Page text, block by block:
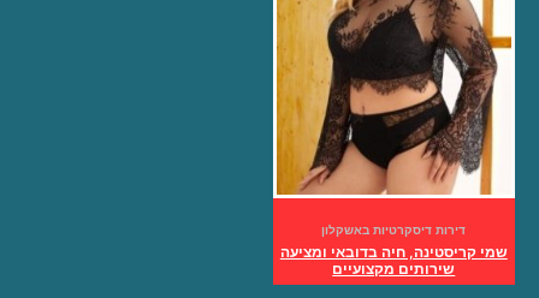
דירות דיסקרטיות באשקלון
שמי קריסטינה, חיה בדובאי ומציעה
שירותים מקצועיים